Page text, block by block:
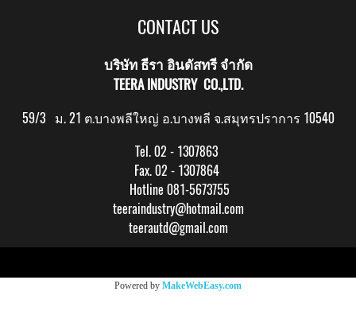
CONTACT US
บริษัท ธีรา อินดัสทรี จำกัด
TEERA INDUSTRY CO.,LTD.
59/3 ม. 21 ต.บางพลีใหญ่ อ.บางพลี จ.สมุทรปราการ 10540
Tel. 02 - 1307863
Fax. 02 - 1307864
Hotline 081-5673755
teeraindustry@hotmail.com
teerautd@gmail.com
Powered by MakeWebEasy.com